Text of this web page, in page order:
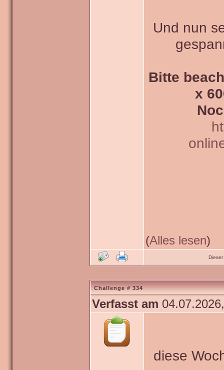
Und nun
Bitte
x
(Alles lesen)
Challenge # 334
Verfasst am
diese